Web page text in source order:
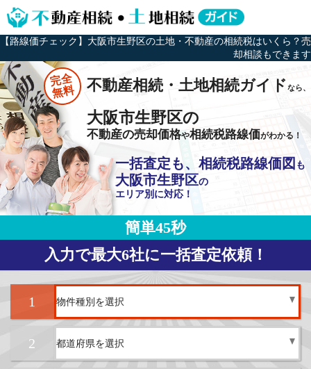
【路線価チェック】大阪市生野区の土地・不動産の相続税はいくら？売
却相談もできます
完全
無料 不動産相続・土地相続ガイドなら、
大阪市生野区の
不動産の売却価格や相続税路線価がわかる！
一括査定も、相続税路線価図 も
大阪市生野区の
エリア別に対応！
簡単45秒
入力で最大6社に一括査定依頼！
1
2